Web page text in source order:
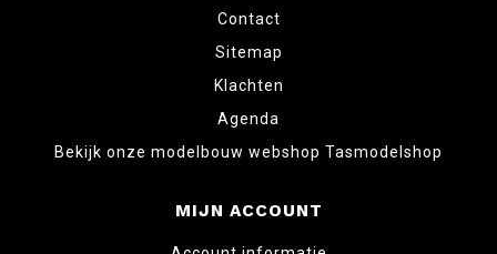
Contact
Sitemap
Klachten
Agenda
Bekijk onze modelbouw webshop Tasmodelshop
MIJN ACCOUNT